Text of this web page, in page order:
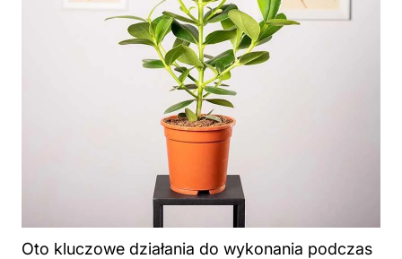
Oto kluczowe działania do wykonania podczas